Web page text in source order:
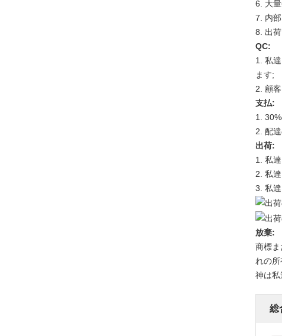
6. 大
7. 内
8. 出
QC:
1. 私
ます;
2. 顧
支払:
1.
2. 配
出荷:
1. 私
2. 私
3. 私
放棄:
商標
れの
神は
総